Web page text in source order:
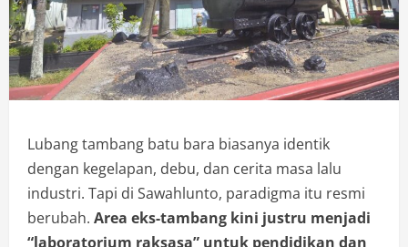
Lubang tambang batu bara biasanya identik
dengan kegelapan, debu, dan cerita masa lalu
industri. Tapi di Sawahlunto, paradigma itu resmi
berubah. Area eks-tambang kini justru menjadi
“laboratorium raksasa” untuk pendidikan dan